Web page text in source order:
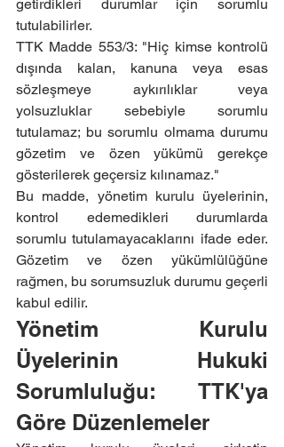
getirdikleri durumlar için sorumlu
tutulabilirler.
TTK Madde 553/3: "Hiç kimse kontrolü
dışında kalan, kanuna veya esas
sözleşmeye aykırılıklar veya
yolsuzluklar sebebiyle sorumlu
tutulamaz; bu sorumlu olmama durumu
gözetim ve özen yükümü gerekçe
gösterilerek geçersiz kılınamaz."
Bu madde, yönetim kurulu üyelerinin,
kontrol edemedikleri durumlarda
sorumlu tutulamayacaklarını ifade eder.
Gözetim ve özen yükümlülüğüne
rağmen, bu sorumsuzluk durumu geçerli
kabul edilir.
Yönetim Kurulu
Üyelerinin Hukuki
Sorumluluğu: TTK'ya
Göre Düzenlemeler